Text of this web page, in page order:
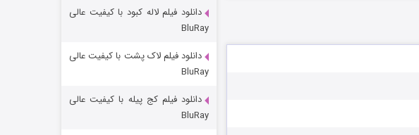
دانلود فیلم لاله کبود با کیفیت عالی
BluRay
دانلود فیلم لاک پشت با کیفیت عالی
BluRay
دانلود فیلم کج‌ پیله با کیفیت عالی
BluRay